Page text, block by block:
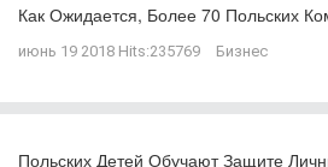
Как Ожидается, Более 70 Польских
июнь 19 2018 Hits:235769 Бизнес
Польских Детей Обучают Защите